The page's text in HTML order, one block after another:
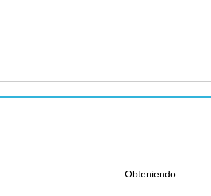
Obteniendo...